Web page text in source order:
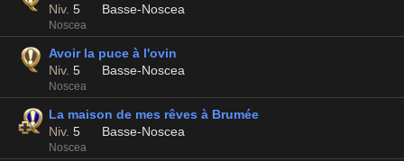
Niv. 5 Basse-Noscea
Noscea
Avoir la puce à l'ovin
Niv. 5 Basse-Noscea
Noscea
La maison de mes rêves à Brumée
Niv. 5 Basse-Noscea
Noscea